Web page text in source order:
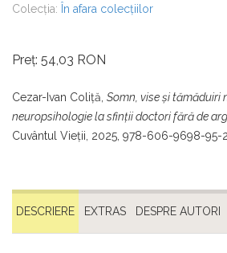
Colecția: În afara colecțiilor
Preț: 54,03 RON
Cezar-Ivan Coliță, Somn, vise și tămăduiri
neuropsihologie la sfinții doctori fără de
Cuvântul Vieții, 2025, 978-606-9698-95-2
DESCRIERE EXTRAS DESPRE AUTORI